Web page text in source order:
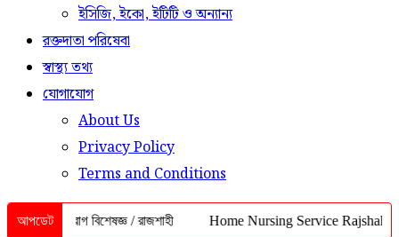
ইসিজি, ইকো, ইটিটি ও অন্যান্য
রক্তদাতা পরিষেবা
স্বাস্থ্য তথ্য
যোগাযোগ
About Us
Privacy Policy
Terms and Conditions
আপডেট
বিশেষজ্ঞ / রাজশাহী Home Nursing Service Rajshahi | ইনজেকশন,